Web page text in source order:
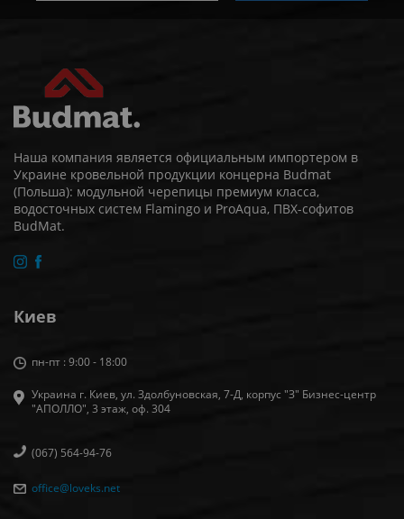
Наша компания является официальным импортером в
Украине кровельной продукции концерна Budmat
(Польша): модульной черепицы премиум класса,
водосточных систем Flamingo и ProAqua, ПВХ-софитов
BudMat.
Киев
пн-пт : 9:00 - 18:00
Украина г. Киев, ул. Здолбуновская, 7-Д, корпус "З" Бизнес-центр
"АПОЛЛО", 3 этаж, оф. 304
(067) 564-94-76
office@loveks.net